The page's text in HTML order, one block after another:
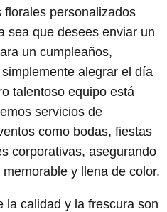
personalizados
sea que desees enviar un
un cumpleaños,
alegrar el día
talentoso equipo está
servicios de
como bodas, fiestas
corporativas, asegurando
y llena de color.
la calidad y la frescura son